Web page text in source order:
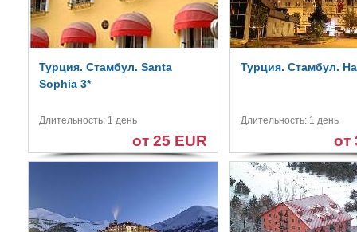
Турция. Стамбул. Santa
Sophia 3*
Длительность: 1 день
от 25 EUR
Турция. Стамбул.
Длительность: 1 день
от